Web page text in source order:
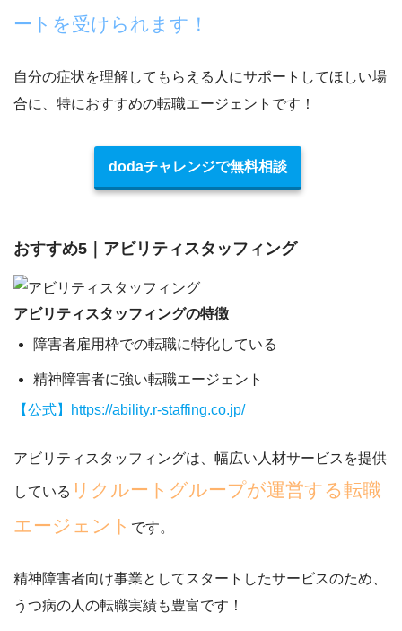
ートを受けられます！
自分の症状を理解してもらえる人にサポートしてほしい場
合に、特におすすめの転職エージェントです！
dodaチャレンジで無料相談
おすすめ5｜アビリティスタッフィング
アビリティスタッフィングの特徴
障害者雇用枠での転職に特化している
精神障害者に強い転職エージェント
【公式】https://ability.r-staffing.co.jp/
アビリティスタッフィングは、幅広い人材サービスを提供
している リクルートグループが運営する転職
エージェント です。
精神障害者向け事業としてスタートしたサービスのため、
うつ病の人の転職実績も豊富です！